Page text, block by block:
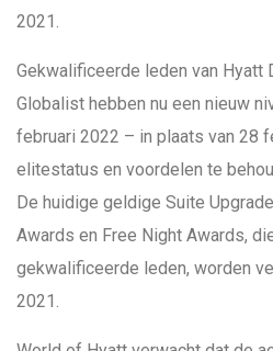
2021.
Gekwalificeerde leden van Hyatt
Globalist hebben nu een nieuw
februari 2022 – in plaats van 28
elitestatus en voordelen te
De huidige geldige Suite
Awards en Free Night Awards,
gekwalificeerde leden, worden
2021.